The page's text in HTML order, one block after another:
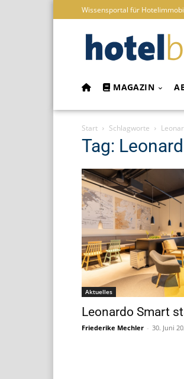
Wissensportal für
MAGAZIN
Start Schlagworte
Tag:
Aktuelles
Leonardo Smart
Friederike Mechler - 30. Juni